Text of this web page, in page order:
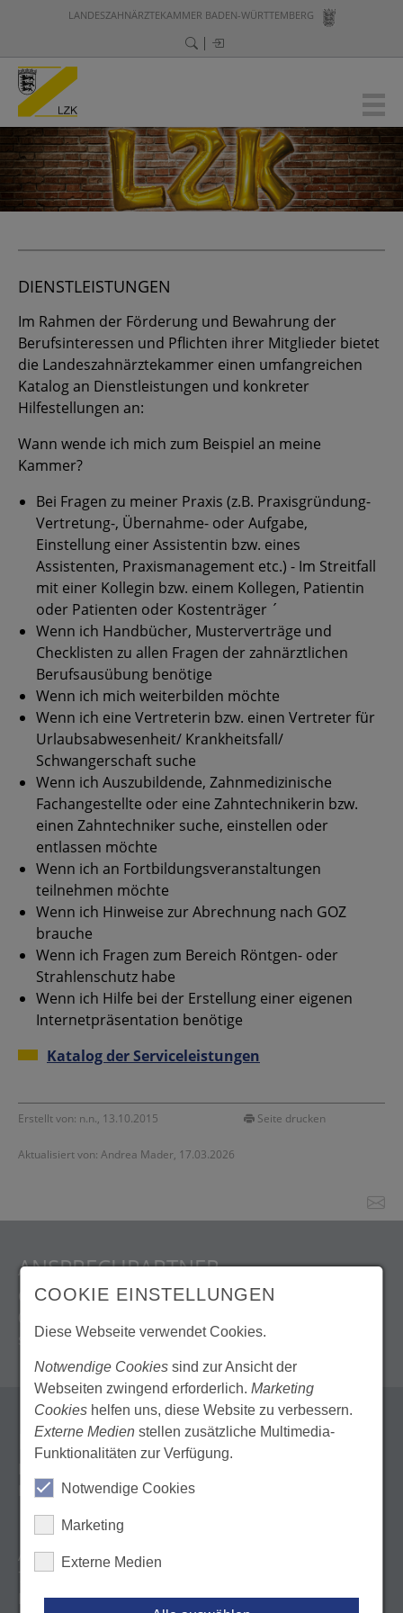
LANDESZAHNÄRZTEKAMMER BADEN-WÜRTTEMBERG
DIENSTLEISTUNGEN
Im Rahmen der Förderung und Bewahrung der
Berufsinteressen und Pflichten ihrer Mitglieder bietet
die Landeszahnärztekammer einen umfangreichen
Katalog an Dienstleistungen und konkreter
Hilfestellungen an:
Wann wende ich mich zum Beispiel an meine
Kammer?
Bei Fragen zu meiner Praxis (z.B. Praxisgründung-
Vertretung-, Übernahme- oder Aufgabe,
Einstellung einer Assistentin bzw. eines
Assistenten, Praxismanagement etc.) - Im Streitfall
mit einer Kollegin bzw. einem Kollegen, Patientin
oder Patienten oder Kostenträger ´
Wenn ich Handbücher, Musterverträge und
Checklisten zu allen Fragen der zahnärztlichen
Berufsausübung benötige
Wenn ich mich weiterbilden möchte
Wenn ich eine Vertreterin bzw. einen Vertreter für
Urlaubsabwesenheit/ Krankheitsfall/
Schwangerschaft suche
Wenn ich Auszubildende, Zahnmedizinische
Fachangestellte oder eine Zahntechnikerin bzw.
einen Zahntechniker suche, einstellen oder
entlassen möchte
Wenn ich an Fortbildungsveranstaltungen
teilnehmen möchte
Wenn ich Hinweise zur Abrechnung nach GOZ
brauche
Wenn ich Fragen zum Bereich Röntgen- oder
Strahlenschutz habe
Wenn ich Hilfe bei der Erstellung einer eigenen
Internetpräsentation benötige
Katalog der Serviceleistungen
Erstellt von: n.n., 13.10.2015
Aktualisiert von: Andrea Mader, 17.03.2026
Seite drucken
ANSPRECHPARTNER
Claudia Seifried
seifried(@)lzk-bw.de
KONTAKT
Körperschaft des öffentlichen Rechts
Albstadtweg 9
70567 Stuttgart
Deutschland
COOKIE EINSTELLUNGEN
Diese Webseite verwendet Cookies.
Notwendige Cookiessind zur Ansicht der
Webseiten zwingend erforderlich.Marketing
Cookies helfen uns, diese Website zu verbessern.
Externe Medienstellen zusätzliche Multimedia-
Funktionalitäten zur Verfügung.
Notwendige Cookies
Marketing
Externe Medien